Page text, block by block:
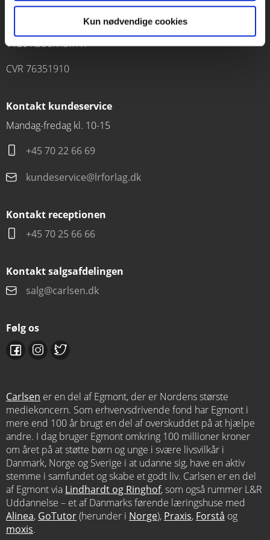
Kun nødvendige cookies
1120 København K
CVR 76351910
Kontakt kundeservice
Mandag-fredag kl. 10-15
+45 70 22 66 69
kundeservice@lrforlag.dk
Kontakt receptionen
+45 70 25 66 66
Kontakt salgsafdelingen
salg@carlsen.dk
Følg os
Carlsen er en del af Egmont, der er Nordens største
mediekoncern. Som erhvervsdrivende fond har Egmont i
mere end 100 år brugt en del af overskuddet på at hjælpe
andre. I dag bruger Egmont omkring 100 millioner kroner
om året på at støtte børn og unge i svære livsvilkår i
Danmark, Norge og Sverige i at udanne sig, have en aktiv
stemme i samfundet og skabe et godt liv. Carlsen er en del
af Egmont via Lindhardt og Ringhof, som også rummer L&R
Uddannelse – et af Danmarks førende læringshuse med
Alinea, GoTutor(herunder i Norge), Praxis, Forstå og
moxis.